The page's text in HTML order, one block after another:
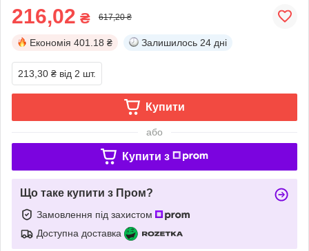
216,02 ₴ 617,20 ₴
Економія 401.18 ₴ Залишилось 24 дні
213,30 ₴ від 2 шт.
Купити
або
Купити з
Що таке купити з Пром?
Замовлення під захистом
Доступна доставка